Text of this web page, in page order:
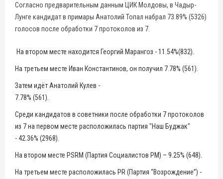
Согласно предварительным данным ЦИК Молдовы, в Чадыр-
Лунге кандидат в примары Анатолий Топал набрал 73.89% (5326)
голосов после обработки 7 протоколов из 7.
На втором месте находится Георгий Марангоз - 11.54%(832).
На третьем месте Иван Константинов, он получил 7.78% (561).
Затем идёт Анатолий Кулев -
7.78% (561).
Среди кандидатов в советники после обработки 7 протоколов
из 7 на первом месте расположилась партия "Наш Буджак"
- 42.36% (2968).
На втором месте PSRM (Партия Социалистов РМ) – 9.25% (648).
На третьем месте расположилась PR (Партия “Возрождение”) -